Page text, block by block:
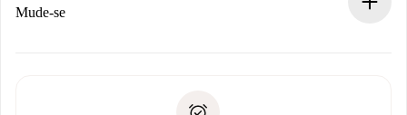
Se recusada: não cobraremos nada e ofereceremos
Mude-se